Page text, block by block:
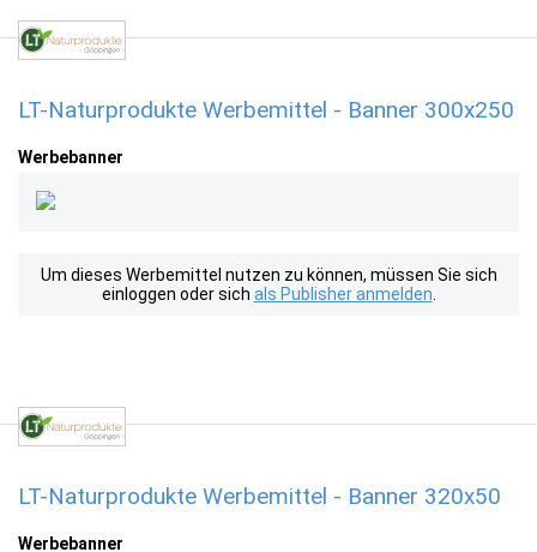
LT-Naturprodukte Werbemittel - Banner 300x250
Werbebanner
Um dieses Werbemittel nutzen zu können, müssen Sie sich
einloggen oder sich als Publisher anmelden
LT-Naturprodukte Werbemittel - Banner 320x50
Werbebanner